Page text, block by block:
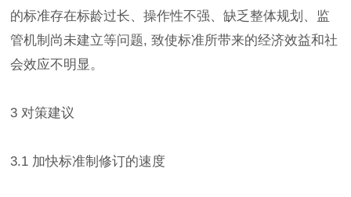
的标准存在标龄过长、操作性不强、缺乏整体规划、监
管机制尚未建立等问题, 致使标准所带来的经济效益和社
会效应不明显。
3 对策建议
3.1 加快标准制修订的速度